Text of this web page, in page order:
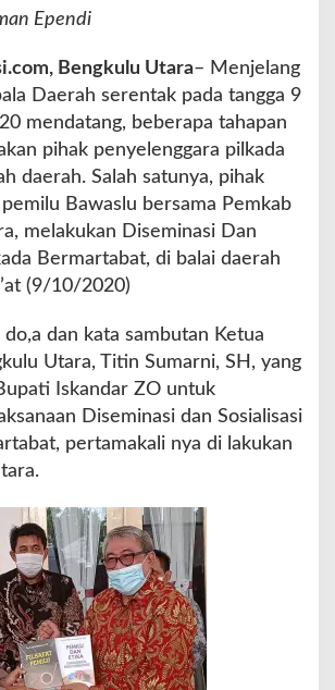
t
r
a
e
l
a
k
k
a
n
i
e
m
i
n
s
D
a
n
S
o
s
i
a
Ependi
Bengkulu Utara– Menjelang
Daerah serentak pada tangga 9
mendatang, beberapa tahapan
pihak penyelenggara pilkada
daerah. Salah satunya, pihak
Bawaslu bersama Pemkab
melakukan Diseminasi Dan
Bermartabat, di balai daerah
(9/10/2020)
dan kata sambutan Ketua
Utara, Titin Sumarni, SH, yang
Iskandar ZO untuk
Diseminasi dan Sosialisasi
pertamakali nya di lakukan